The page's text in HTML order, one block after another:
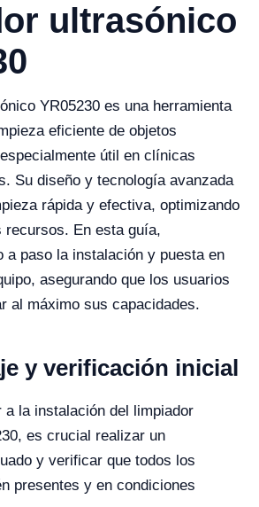
ultrasónico
YR05230 es una herramienta
eficiente de objetos
útil en clínicas
Su diseño y tecnología avanzada
rápida y efectiva, optimizando
En esta guía,
a paso la instalación y puesta en
asegurando que los usuarios
al máximo sus capacidades.
y verificación inicial
a la instalación del limpiador
es crucial realizar un
y verificar que todos los
presentes y en condiciones